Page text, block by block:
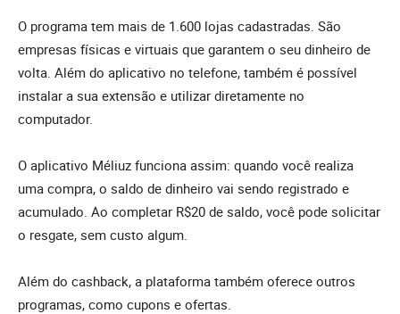
O programa tem mais de 1.600 lojas cadastradas. São
empresas físicas e virtuais que garantem o seu dinheiro de
volta. Além do aplicativo no telefone, também é possível
instalar a sua extensão e utilizar diretamente no
computador.
O aplicativo Méliuz funciona assim: quando você realiza
uma compra, o saldo de dinheiro vai sendo registrado e
acumulado. Ao completar R$20 de saldo, você pode solicitar
o resgate, sem custo algum.
Além do cashback, a plataforma também oferece outros
programas, como cupons e ofertas.